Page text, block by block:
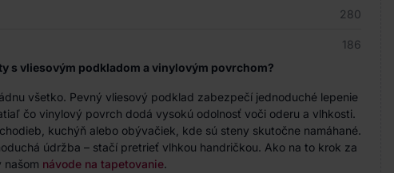
280
186
s vliesovým podkladom a vinylovým povrchom?
všetko. Pevný vliesový podklad zabezpečí jednoduché lepenie
čo vinylový povrch dodá vysokú odolnosť voči oderu a vlhkosti.
kuchýň alebo obývačiek, kde sú steny skutočne namáhané.
údržba – stačí pretrieť vlhkou handričkou. Ako na to krok za
našom návode na tapetovanie.